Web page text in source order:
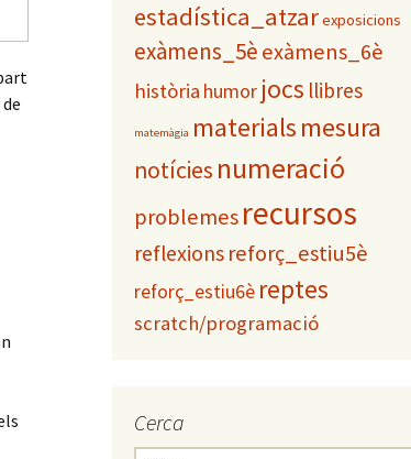
estadística_atzarexposicions
exàmens_5èexàmens_6è
història humor jocs llibres
matemàgia materialsmesura
notícies numeració
problemesrecursos
reflexions reforç_estiu5è
reforç_estiu6è reptes
scratch/programació
Cerca